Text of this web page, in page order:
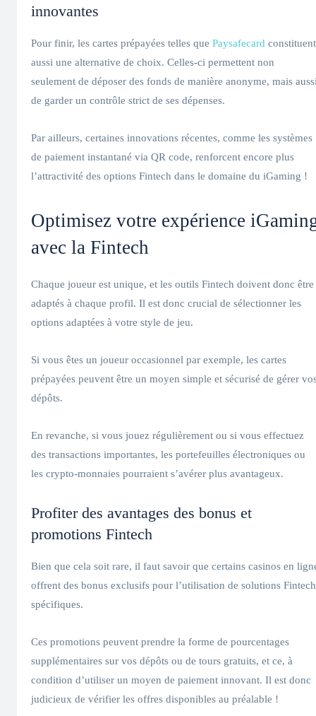
innovantes
Pour finir, les cartes prépayées telles que Paysafecard constituent
aussi une alternative de choix. Celles-ci permettent non
seulement de déposer des fonds de manière anonyme, mais
de garder un contrôle strict de ses dépenses.
Par ailleurs, certaines innovations récentes, comme les systèmes
de paiement instantané via QR code, renforcent encore plus
l’attractivité des options Fintech dans le domaine du iGaming !
Optimisez votre expérience
avec la Fintech
Chaque joueur est unique, et les outils Fintech doivent donc être
adaptés à chaque profil. Il est donc crucial de sélectionner les
options adaptées à votre style de jeu.
Si vous êtes un joueur occasionnel par exemple, les cartes
prépayées peuvent être un moyen simple et sécurisé de gérer
dépôts.
En revanche, si vous jouez régulièrement ou si vous effectuez
des transactions importantes, les portefeuilles électroniques ou
les crypto-monnaies pourraient s’avérer plus avantageux.
Profiter des avantages des bonus et
promotions Fintech
Bien que cela soit rare, il faut savoir que certains casinos en
offrent des bonus exclusifs pour l’utilisation de solutions Fintech
spécifiques.
Ces promotions peuvent prendre la forme de pourcentages
supplémentaires sur vos dépôts ou de tours gratuits, et ce, à
condition d’utiliser un moyen de paiement innovant. Il est donc
judicieux de vérifier les offres disponibles au préalable !